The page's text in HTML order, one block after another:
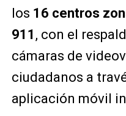
los 16 centros
911 , con el
cámaras de
ciudadanos a
aplicación móvil